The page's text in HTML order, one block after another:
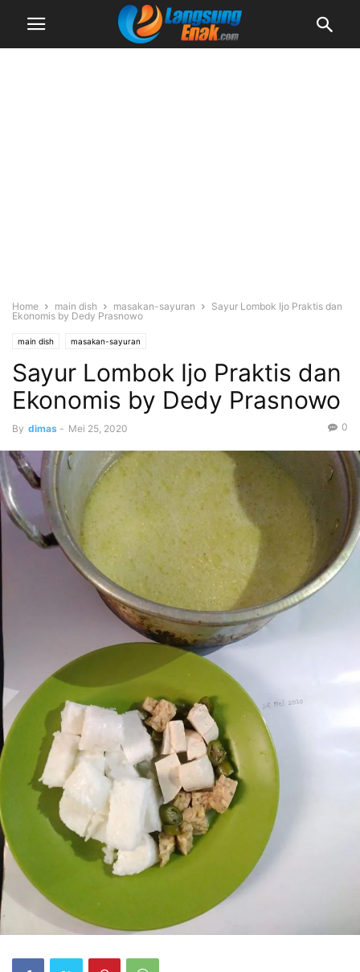
Home main dish masakan-sayuran
Sayur Lombok Ijo Praktis dan
Ekonomis by Dedy Prasnowo
main dish masakan-sayuran
Sayur Lombok Ijo Praktis dan
Ekonomis by Dedy Prasnowo
By dimas - Mei 25, 2020 0